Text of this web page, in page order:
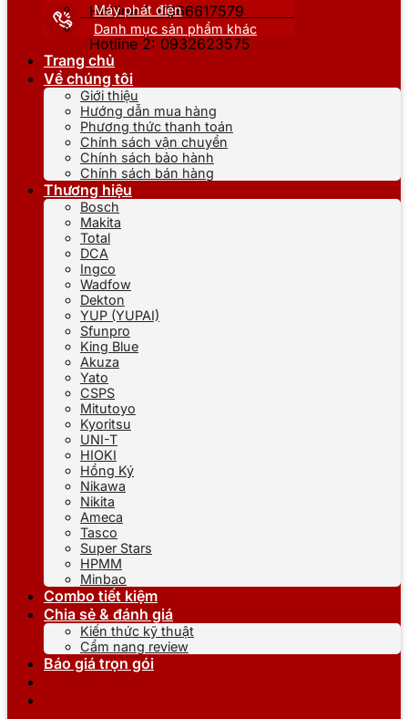
Hotline 1: 0866617579
Hotline 2: 0932623575
Máy phát điện
Danh mục sản phẩm khác
Trang chủ
Về chúng tôi
Giới thiệu
Hướng dẫn mua hàng
Phương thức thanh toán
Chính sách vận chuyển
Chính sách bảo hành
Chính sách bán hàng
Thương hiệu
Bosch
Makita
Total
DCA
Ingco
Wadfow
Dekton
YUP (YUPAI)
Sfunpro
King Blue
Akuza
Yato
CSPS
Mitutoyo
Kyoritsu
UNI-T
HIOKI
Hồng Ký
Nikawa
Nikita
Ameca
Tasco
Super Stars
HPMM
Minbao
Combo tiết kiệm
Chia sẻ & đánh giá
Kiến thức kỹ thuật
Cẩm nang review
Báo giá trọn gói